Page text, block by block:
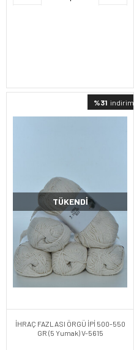
%31 indirimli
TÜKENDI
İHRAÇ FAZLASI ÖRGÜ İPİ 500-550
GR (5 Yumak) V-5615